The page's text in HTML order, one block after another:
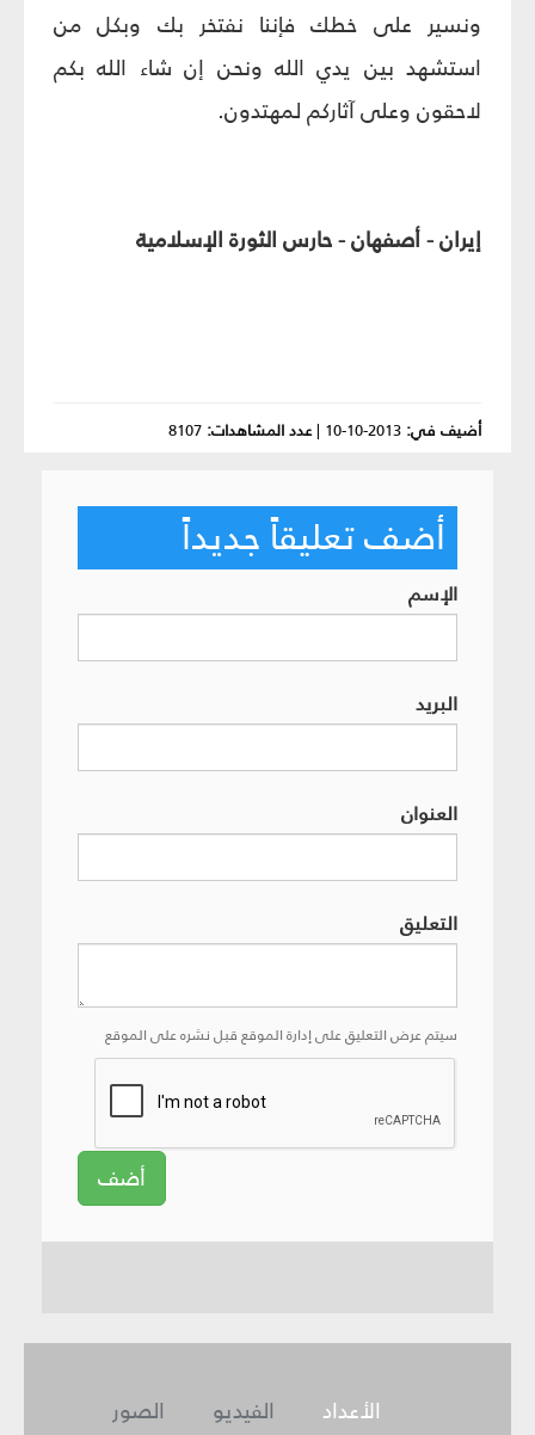
ونسير على خطك فإننا نفتخر بك وبكل من
استشهد بين يدي الله ونحن إن شاء الله بكم
لاحقون وعلى آثاركم لمهتدون.
إيران - أصفهان - حارس الثورة الإسلامية
أضيف في: 2013-10-10
|عدد المشاهدات: 8107
أضف تعليقاً جديداً
الإسم
البريد
العنوان
التعليق
سيتم عرض التعليق على إدارة الموقع قبل نشره على الموقع
أضف
الصور الفيديو الأعداد